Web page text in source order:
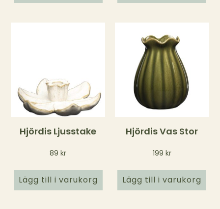
Hjördis Ljusstake
89kr
Lägg till i varukorg
Hjördis Vas Stor
199 kr
Lägg till i varukorg